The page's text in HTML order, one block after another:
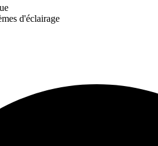
d'éclairage